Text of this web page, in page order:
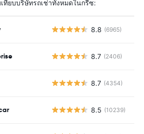
เทียบบริษัทรถเช่าทั้งหมดในกรีซ:
8.8 (6965)
8.7 (2406)
8.7 (4354)
8.5 (10239)